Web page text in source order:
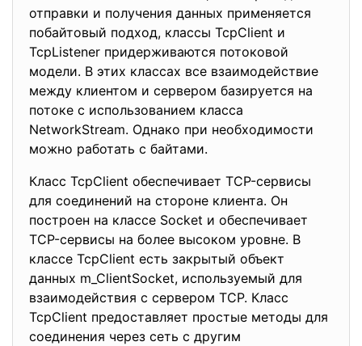
отправки и получения данных применяется
побайтовый подход, классы TcpClient и
TcpListener придерживаются потоковой
модели. В этих классах все взаимодействие
между клиентом и сервером базируется на
потоке с использованием класса
NetworkStream. Однако при необходимости
можно работать с байтами.
Класс TcpClient обеспечивает TCP-сервисы
для соединений на стороне клиента. Он
построен на классе Socket и обеспечивает
TCP-сервисы на более высоком уровне. В
классе TcpClient есть закрытый объект
данных m_ClientSocket, используемый для
взаимодействия с сервером TCP. Класс
TcpClient предоставляет простые методы для
соединения через сеть с другим